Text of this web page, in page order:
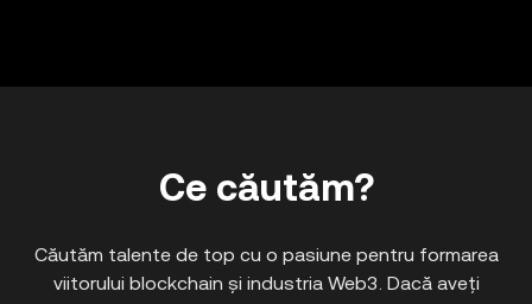
Ce căutăm?
Căutăm talente de top cu o pasiune pentru formarea
viitorului blockchain și industria Web3. Dacă aveți